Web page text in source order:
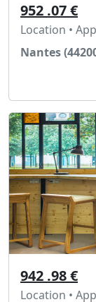
952 .07 €
Location •
Nantes
942 .98 €
Location •